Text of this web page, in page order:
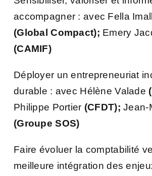
accompagner : avec Fella
(Global Compact); Emery
(CAMIF)
Déployer un entrepreneuriat
durable : avec Hélène Valade
Philippe Portier (CFDT);Jean-
(Groupe SOS)
Faire évoluer la comptabilité
meilleure intégration des